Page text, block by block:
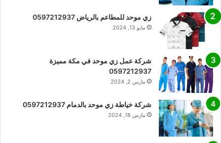
زي موحد للمطاعم بالرياض 0597212937
مايو 13, 2024
شركة عمل زي موحد في مكة مميزة
0597212937
مارس 2, 2024
شركة خياطة زي موحد بالدمام 0597212937
مارس 18, 2024